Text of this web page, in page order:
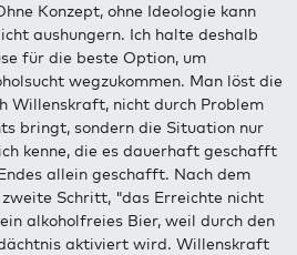
Konzept, ohne Ideologie kann
aushungern. Ich halte deshalb
für die beste Option, um
wegzukommen. Man löst die
Willenskraft, nicht durch Problem
bringt, sondern die Situation nur
kenne, die es dauerhaft geschafft
allein geschafft. Nach dem
Schritt, "das Erreichte nicht
alkoholfreies Bier, weil durch den
aktiviert wird. Willenskraft